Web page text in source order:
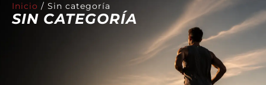
Inicio / Sin categoría
SIN CATEGORÍA